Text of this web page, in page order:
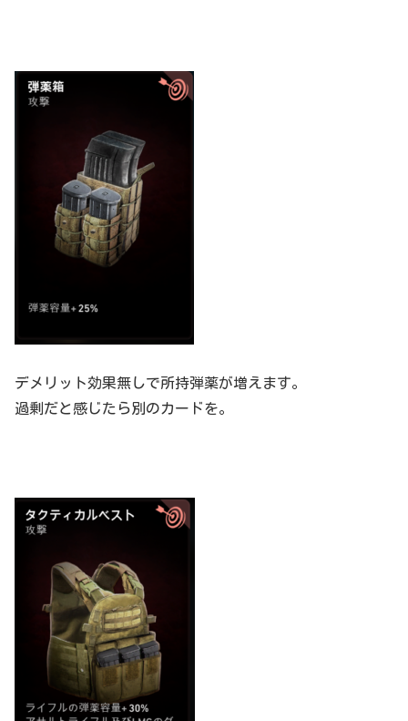
デメリット効果無しで所持弾薬が増えます。
過剰だと感じたら別のカードを。